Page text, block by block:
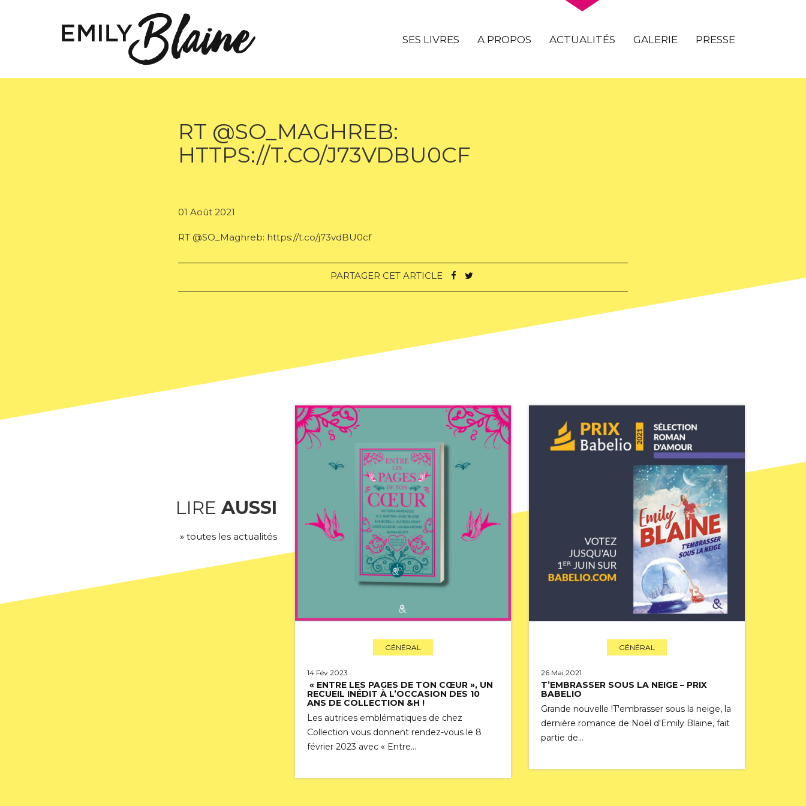
SES LIVRES A PROPOS ACTUALITÉS GALERIE PRESSE
RT @SO_MAGHREB:
HTTPS://T.CO/J73VDBU0CF
01 Août 2021
RT @SO_Maghreb: https://t.co/j73vdBU0cf
PARTAGER CET ARTICLE
LIRE AUSSI
» toutes les actualités
GÉNÉRAL
14 Fév 2023
« ENTRE LES PAGES DE TON CŒUR », UN
RECUEIL INÉDIT À L’OCCASION DES 10
ANS DE COLLECTION &H !
Les autrices emblématiques de chez
Collection vous donnent rendez-vous le 8
février 2023 avec « Entre…
GÉNÉRAL
26 Mai 2021
T’EMBRASSER SOUS LA NEIGE – PRIX
BABELIO
Grande nouvelle !T'embrasser sous la neige, la
dernière romance de Noël d'Emily Blaine, fait
partie de…